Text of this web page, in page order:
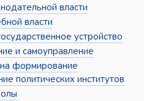
власти
власти
устройство
и самоуправление
формирование
политических институтов